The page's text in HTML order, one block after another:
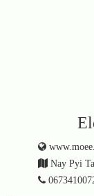
Nay Pyi